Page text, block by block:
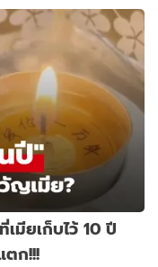
มียเก็บไว้ 10 ปี
ตก!!!